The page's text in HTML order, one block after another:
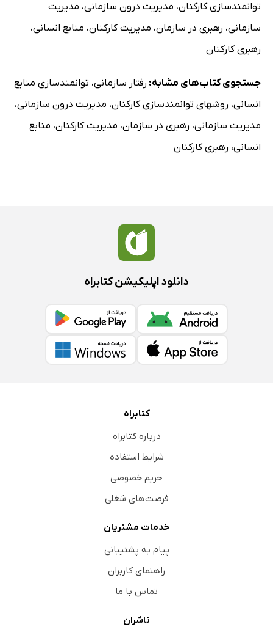
توانمندسازی کارکنان، مدیریت درون سازمانی، مدیریت
سازمانی، رهبری در سازمان، مدیریت کارکنان، منابع انسانی،
رهبری کارکنان
جستجوی کتاب‌های مشابه: رفتار سازمانی، توانمندسازی منابع
انسانی، روشهای توانمندسازی کارکنان، مدیریت درون سازمانی،
مدیریت سازمانی، رهبری در سازمان، مدیریت کارکنان، منابع
انسانی، رهبری کارکنان
دانلود اپلیکیشن کتابراه
کتابراه
درباره کتابراه
شرایط استفاده
حریم خصوصی
فرصت‌های شغلی
خدمات مشتریان
پیام به پشتیبانی
راهنمای کاربران
تماس با ما
ناشران